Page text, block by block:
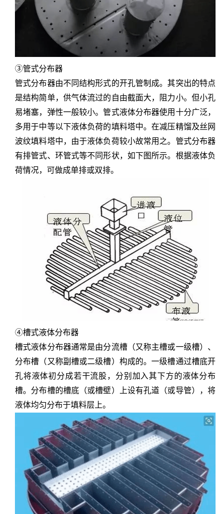
③管式分布器
管式分布器由不同结构形式的开孔管制成。其突出的特点
是结构简单，供气体流过的自由截面大，阻力小。但小孔
易堵塞，弹性一般较小。管式液体分布器使用十分广泛，
多用于中等以下液体负荷的填料塔中。在减压精馏及丝网
波纹填料塔中，由于液体负荷较小故常用之。管式分布器
有排管式、环管式等不同形状，如下图所示。根据液体负
荷情况，可做成单排或双排。
④槽式液体分布器
槽式液体分布器通常是由分流槽（又称主槽或一级槽）、
分布槽（又称副槽或二级槽）构成的。一级槽通过槽底开
孔将液体初分成若干流股，分别加入其下方的液体分布
槽。分布槽的槽底（或槽壁）上设有孔道（或导管），将
液体均匀分布于填料层上。